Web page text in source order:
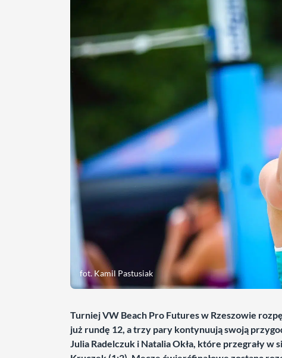
fot. Kamil Pastusiak
Turniej VW Beach Pro Futures w Rzeszowie
już rundę 12, a trzy pary kontynuują swoją
Julia Radelczuk i Natalia Okła, które przegrały